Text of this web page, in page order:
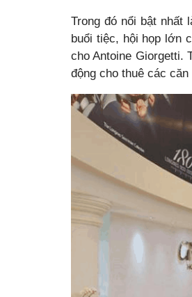
Trong đó nổi bật nhất
buổi tiệc, hội họp lớn
cho Antoine Giorgetti.
động cho thuê các